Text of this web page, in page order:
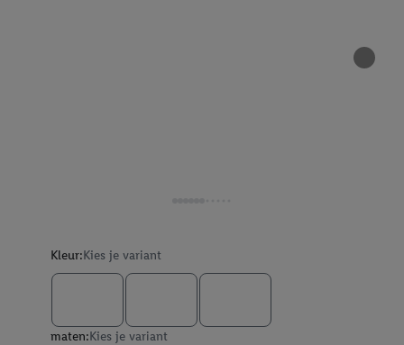
Kleur:Kies je variant
maten:Kies je variant